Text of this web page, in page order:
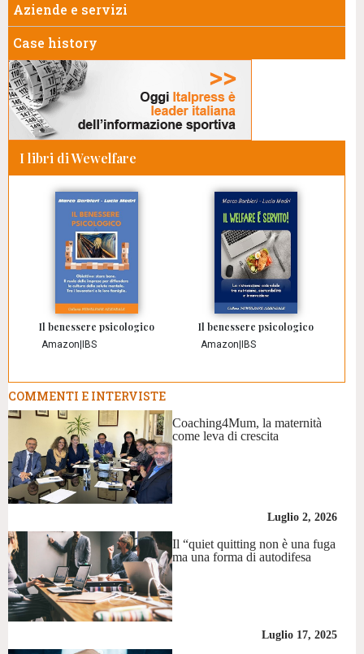
Aziende e servizi
Case history
I libri di Wewelfare
Il benessere psicologico
Amazon|IBS
Il benessere psicologico
Amazon|IBS
COMMENTI E INTERVISTE
Coaching4Mum, la maternità
come leva di crescita
Luglio 2, 2026
Il “quiet quitting non è una fuga
ma una forma di autodifesa
Luglio 17, 2025